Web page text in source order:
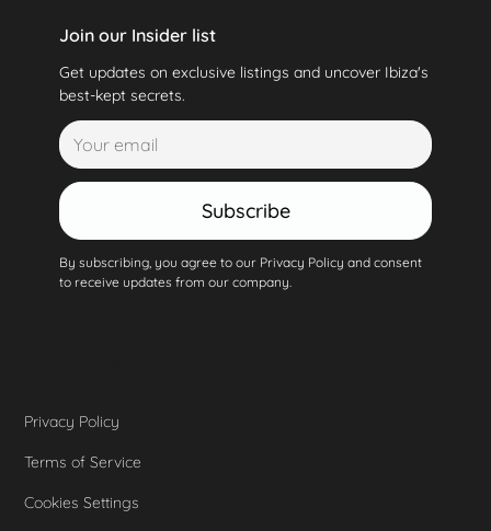
Join our Insider list
Get updates on exclusive listings and uncover Ibiza's
best-kept secrets.
Subscribe
By subscribing, you agree to our Privacy Policy and consent
to receive updates from our company.
Privacy Policy
Terms of Service
Cookies Settings